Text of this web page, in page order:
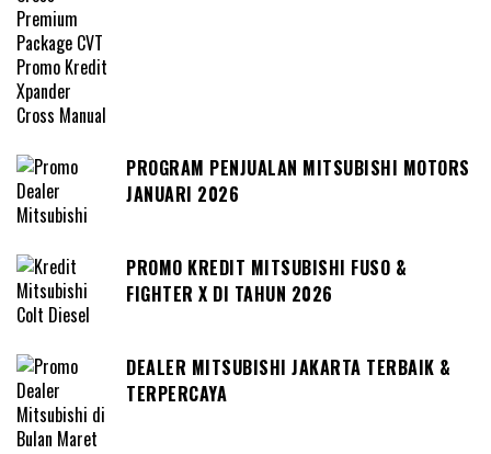
PROGRAM PENJUALAN MITSUBISHI MOTORS
JANUARI 2026
PROMO KREDIT MITSUBISHI FUSO &
FIGHTER X DI TAHUN 2026
DEALER MITSUBISHI JAKARTA TERBAIK &
TERPERCAYA